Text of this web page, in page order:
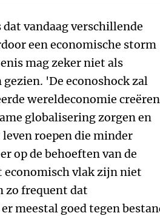
vandaag verschillende
een economische storm
mag zeker niet als
'De econoshock zal
wereldeconomie
globalisering zorgen en
roepen die minder
op de behoeften van de
economisch vlak zijn niet
zo frequent dat
meestal goed tegen